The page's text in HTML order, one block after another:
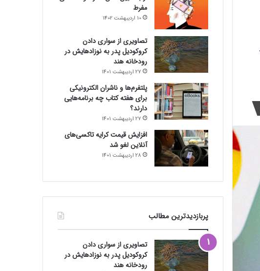
مفرط
10 اردیبهشت 1402
تصاویری از سواری دادن
کروکودیل پدر به نوزادهایش در
رودخانه هند
27 اردیبهشت 1401
پلتفرم‌ها و ناشران الکترونیکی
برای هفته کتاب چه برنامه‌هایی
دارند؟
27 اردیبهشت 1401
افزایش قیمت کرایه تاکسی‌های
آنلاین لغو شد
28 اردیبهشت 1401
پربازدیدترین مطالب
تصاویری از سواری دادن
کروکودیل پدر به نوزادهایش در
رودخانه هند